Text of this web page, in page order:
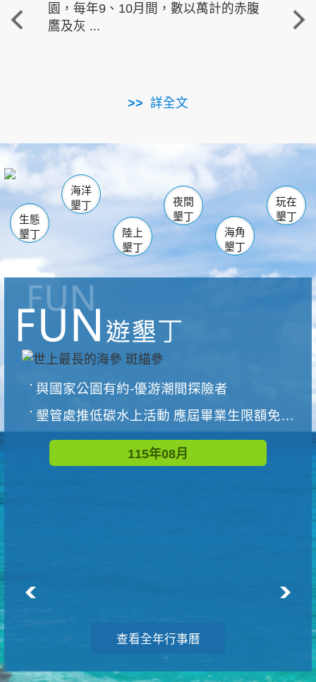
園，每年9、10月間，數以萬計的赤腹
鷹及灰 ...
詳全文
重
走進
南仁湖
海生館
恆春 佳樂水
龍鑾潭自然中心 森林遊樂區
瓊麻館
關山 墾管處遊客中心
社頂公園 風吹沙
船帆石
白砂 龍磐公園
香蕉灣
砂島
鵝鑾鼻
生態
墾丁
海洋
墾丁
陸上
墾丁
夜間
墾丁
海角
墾丁
玩在
墾丁
與國家公園有約-優游潮間探險者
墾管處推低碳水上活動 應屆畢業生限額免費參加
115年08月
查看全年行事曆